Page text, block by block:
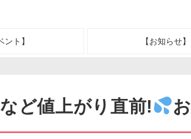
ント】 【お知らせ】
ど値上がり直前!